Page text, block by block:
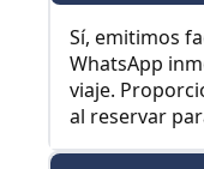
Sí, emitimos
WhatsApp
viaje.
al reservar